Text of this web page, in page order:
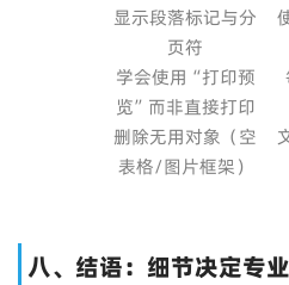
显示段落标记与分
页符
学会使用“打印预
览”而非直接打印
删除无用对象（空
表格/图片框架）
八、结语：细节决定专